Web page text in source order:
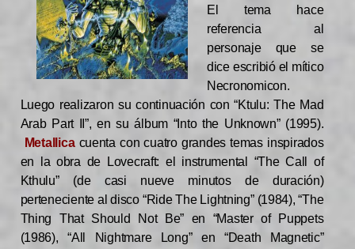
El tema hace
referencia al
personaje que se
dice escribió el mítico
Necronomicon.
Luego realizaron su continuación con “Ktulu: The Mad
Arab Part II”, en su álbum “Into the Unknown” (1995).
Metallicacuenta con cuatro grandes temas inspirados
en la obra de Lovecraft: el instrumental “The Call of
Kthulu” (de casi nueve minutos de duración)
perteneciente al disco “Ride The Lightning” (1984), “The
Thing That Should Not Be” en “Master of Puppets
(1986), “All Nightmare Long” en “Death Magnetic”